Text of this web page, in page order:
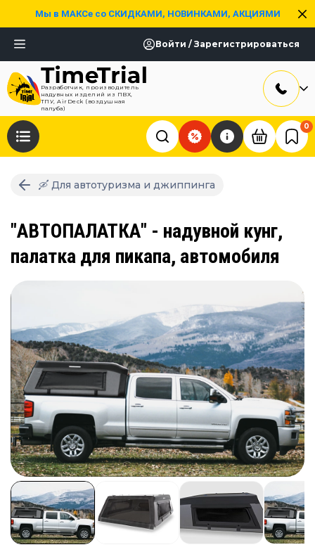
Мы в МАКСе со СКИДКАМИ, НОВИНКАМИ, АКЦИЯМИ
Войти / Зарегистрироваться
Разработчик, производитель
надувных изделий из ПВХ,
ТПУ, AirDeck (воздушная
палуба)
0
🛶 Для автотуризма и джиппинга
"АВТОПАЛАТКА" - надувной кунг,
палатка для пикапа, автомобиля